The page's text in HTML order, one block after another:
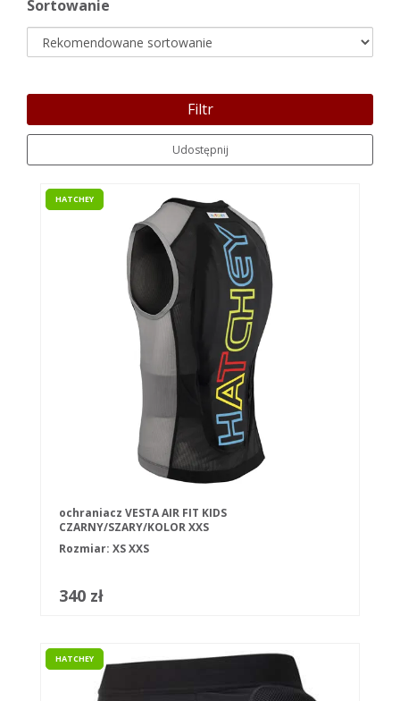
Sortowanie
Filtr
Udostępnij
HATCHEY
ochraniacz VESTA AIR FIT KIDS
CZARNY/SZARY/KOLOR XXS
Rozmiar: XSXXS
340 zł
HATCHEY